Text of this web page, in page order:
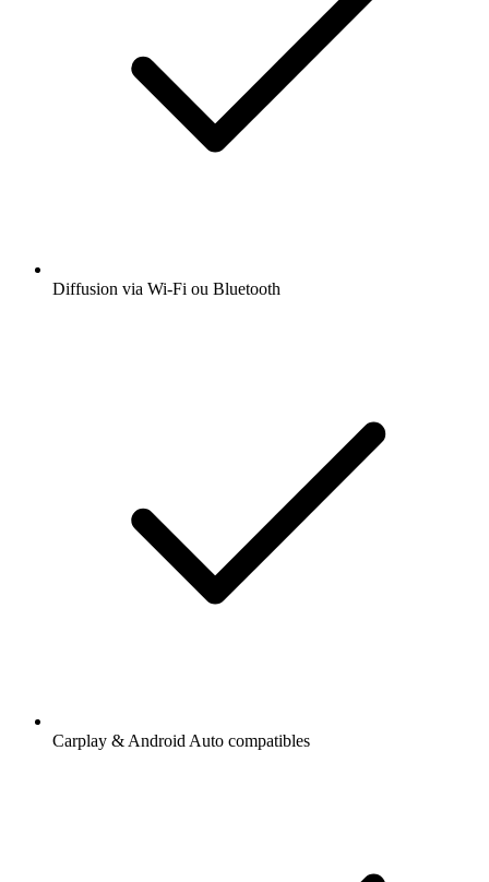
Diffusion via Wi-Fi ou Bluetooth
Carplay & Android Auto compatibles